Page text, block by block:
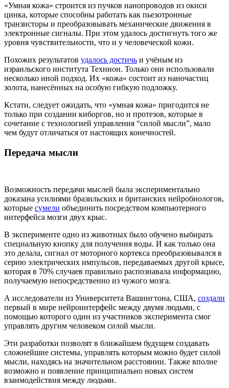
«Умная кожа» строится из пучков нанопроводов из окиси
цинка, которые способны работать как пьезотронные
транзисторы и преобразовывать механические движения в
электронные сигналы. При этом удалось достигнуть того же
уровня чувствительности, что и у человеческой кожи.
Похожих результатов удалось достичь и учёным из
израильского института Технион. Только они использовали
несколько иной подход. Их «кожа» состоит из наночастиц
золота, нанесённых на особую гибкую подложку.
Кстати, следует ожидать, что «умная кожа» пригодится не
только при создании киборгов, но и протезов, которые в
сочетание с технологией управления “силой мысли”, мало
чем будут отличаться от настоящих конечностей.
Передача мысли
Возможность передачи мыслей была экспериментально
доказана усилиями бразильских и британских нейробиологов,
которые сумели объединить посредством компьютерного
интерфейса мозги двух крыс.
В эксперименте одно из животных было обучено выбирать
специальную кнопку для получения воды. И как только она
это делала, сигнал от моторного кортекса преобразовывался в
серию электрических импульсов, передаваемых другой крысе,
которая в 70% случаев правильно распознавала информацию,
получаемую непосредственно из чужого мозга.
А исследователи из Университета Вашингтона, США, создали
первый в мире нейроинтерфейс между двумя людьми, с
помощью которого один из участников эксперимента смог
управлять другим человеком силой мысли.
Эти разработки позволят в ближайшем будущем создавать
сложнейшие системы, управлять которым можно будет силой
мысли, находясь на значительном расстоянии. Также вполне
возможно и появление принципиально новых систем
взаимодействия между людьми.